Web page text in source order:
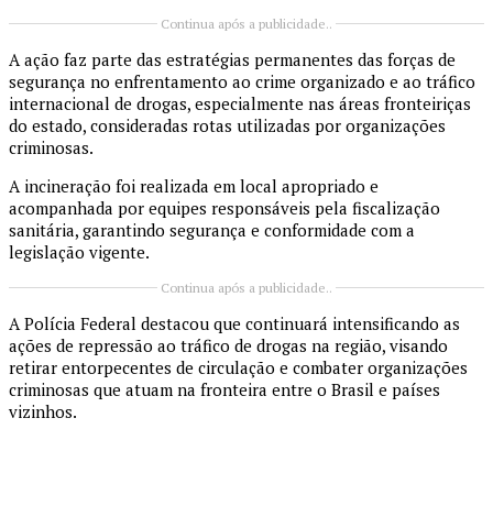
Continua após a publicidade..
A ação faz parte das estratégias permanentes das forças de
segurança no enfrentamento ao crime organizado e ao tráfico
internacional de drogas, especialmente nas áreas fronteiriças
do estado, consideradas rotas utilizadas por organizações
criminosas.
A incineração foi realizada em local apropriado e
acompanhada por equipes responsáveis pela fiscalização
sanitária, garantindo segurança e conformidade com a
legislação vigente.
Continua após a publicidade..
A Polícia Federal destacou que continuará intensificando as
ações de repressão ao tráfico de drogas na região, visando
retirar entorpecentes de circulação e combater organizações
criminosas que atuam na fronteira entre o Brasil e países
vizinhos.